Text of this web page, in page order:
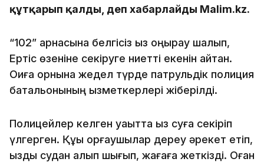
құтқарып қалды, деп хабарлайды Malim.kz.
“102” арнасына белгісіз қыз қоңырау шалып,
Ертіс өзеніне секіруге ниетті екенін айтқан.
Оқиға орнына жедел түрде патрульдік полиция
батальонының қызметкерлері жіберілді.
Полицейлер келген уақытта қыз суға секіріп
үлгерген. Құқық қорғаушылар дереу әрекет етіп,
қызды судан алып шығып, жағаға жеткізді. Оған